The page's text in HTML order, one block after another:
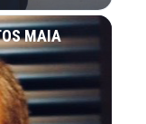
MAIA